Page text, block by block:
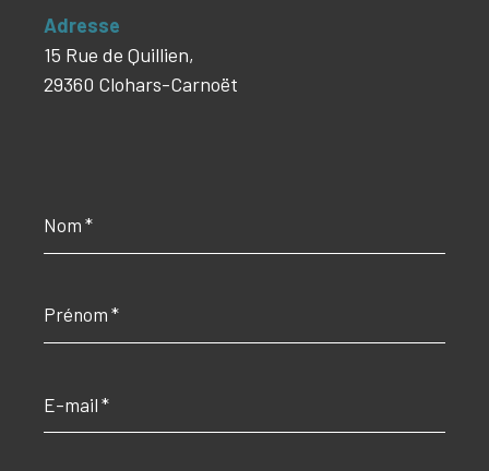
Adresse
15 Rue de Quillien,
29360 Clohars-Carnoët
*
*
mail
*